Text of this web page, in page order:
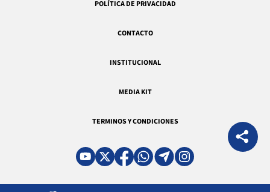
POLÍTICA DE PRIVACIDAD
CONTACTO
INSTITUCIONAL
MEDIA KIT
TERMINOS Y CONDICIONES